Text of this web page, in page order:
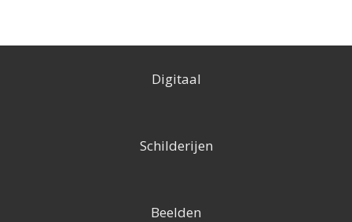
Digitaal
Schilderijen
Beelden